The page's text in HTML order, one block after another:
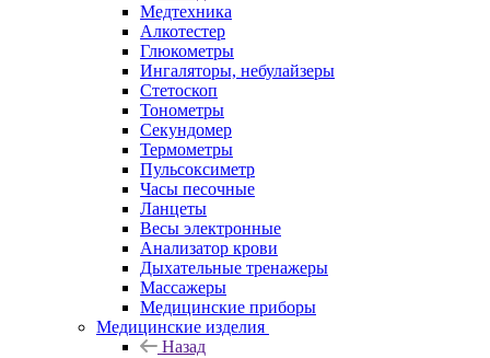
Медтехника
Алкотестер
Глюкометры
Ингаляторы, небулайзеры
Стетоскоп
Тонометры
Секундомер
Термометры
Пульсоксиметр
Часы песочные
Ланцеты
Весы электронные
Анализатор крови
Дыхательные тренажеры
Массажеры
Медицинские приборы
Медицинские изделия
Назад